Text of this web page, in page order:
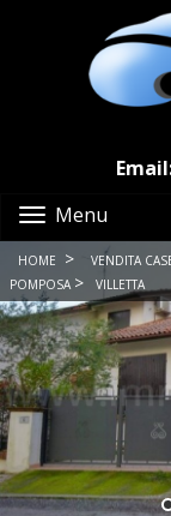
Menu
HOME > VENDITA
POMPOSA > VILLETTA